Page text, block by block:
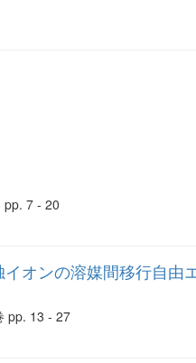
pp. 7 - 20
オンの溶媒間移行自由
pp. 13 - 27